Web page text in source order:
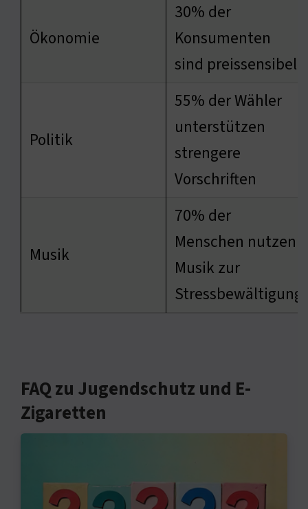
Ökonomie
30% der
Konsumenten
sind preissensibel
Politik
55% der Wähler
unterstützen
strengere
Vorschriften
Musik
70% der
Menschen nutzen
Musik zur
Stressbewältigung
FAQ zu Jugendschutz und E-
Zigaretten